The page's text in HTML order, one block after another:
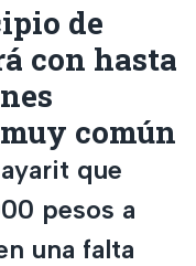
de
con hasta
común
que
pesos a
una falta